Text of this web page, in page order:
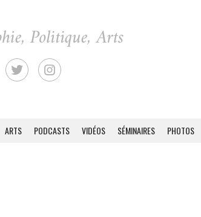
ARTS PODCASTS VIDÉOS SÉMINAIRES PHOTOS